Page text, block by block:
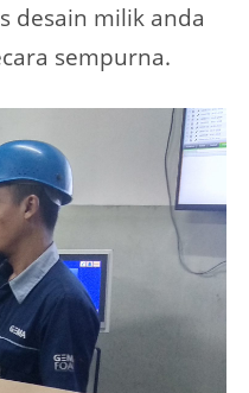
desain milik anda
sempurna.